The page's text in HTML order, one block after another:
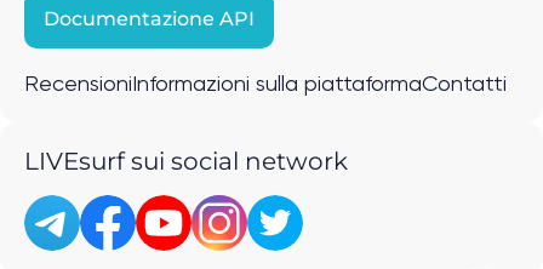
Documentazione API
Recensioni Informazioni sulla piattaformaContatti
LIVEsurf sui social network